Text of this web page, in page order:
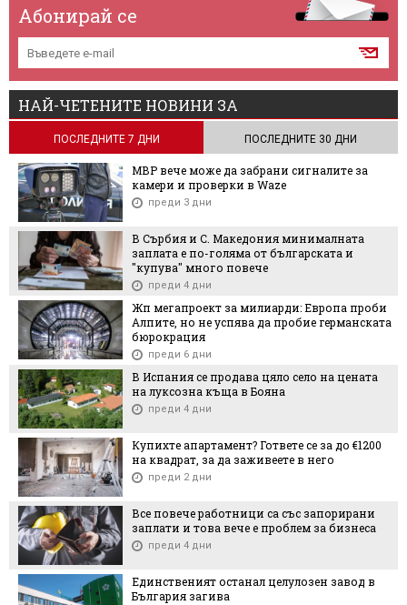
Абонирай се
НАЙ-ЧЕТЕНИТЕ НОВИНИ ЗА
ПОСЛЕДНИТЕ 7 ДНИ ПОСЛЕДНИТЕ 30 ДНИ
МВР вече може да забрани сигналите за
камери и проверки в Waze
преди 3 дни
В Сърбия и С. Македония минималната
заплата е по-голяма от българската и
"купува" много повече
преди 4 дни
Жп мегапроект за милиарди: Европа проби
Алпите, но не успява да пробие германската
бюрокрация
преди 6 дни
В Испания се продава цяло село на цената
на луксозна къща в Бояна
преди 4 дни
Купихте апартамент? Гответе се за до €1200
на квадрат, за да заживеете в него
преди 2 дни
Все повече работници са със запорирани
заплати и това вече е проблем за бизнеса
преди 4 дни
Единственият останал целулозен завод в
България загива